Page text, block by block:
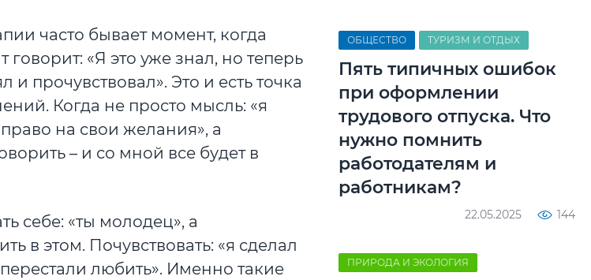
часто бывает момент, когда
говорит: «Я это уже знал, но теперь
и прочувствовал». Это и есть точка
Когда не просто мысль: «я
на свои желания», а
– и со мной все будет в
себе: «ты молодец», а
в этом. Почувствовать: «я сделал
любить». Именно такие
ОБЩЕСТВО ТУРИЗМ И ОТДЫХ
Пять типичных ошибок
при оформлении
трудового отпуска. Что
нужно помнить
работодателям и
работникам?
22.05.2025 144
ПРИРОДА И ЭКОЛОГИЯ